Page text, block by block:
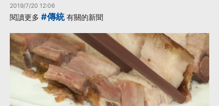
2019/7/20 12:06
閱讀更多 #傳統有關的新聞